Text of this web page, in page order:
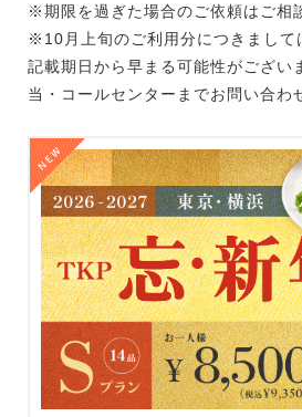
※期限を過ぎた場合のご依頼はご相
※10月上旬のご利用分につきまして
記載期日から早まる可能性がござい
当・コールセンターまでお問い合わ